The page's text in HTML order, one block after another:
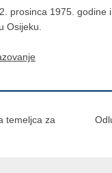
prosinca 1975.
Osijeku.
temeljca za